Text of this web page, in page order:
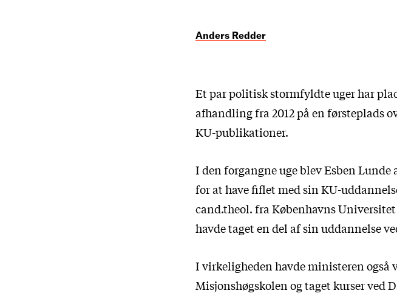
Anders Redder
Et par politisk stormfyldte uger har
afhandling fra 2012 på en førsteplads
KU-publikationer.
I den forgangne uge blev Esben
for at have fiflet med sin KU-
cand.theol. fra Københavns
havde taget en del af sin uddannelse
I virkeligheden havde ministeren også
Misjonshøgskolen og taget kurser